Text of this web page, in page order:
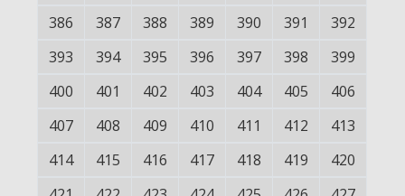
386
387 388 389 390 391
392
393
394 395 396 397 398
399
400
401 402 403 404 405
406
407
408 409 410 411 412
413
414
415 416 417 418 419
420